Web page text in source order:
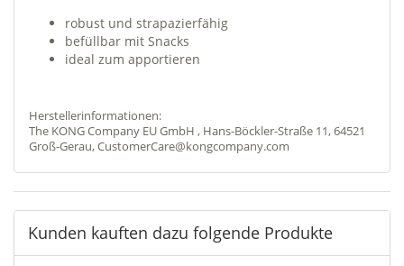
robust und strapazierfähig
befüllbar mit Snacks
ideal zum apportieren
Herstellerinformationen:
The KONG Company EU GmbH , Hans-Böckler-Straße 11, 64521
Groß-Gerau, CustomerCare@kongcompany.com
Kunden kauften dazu folgende Produkte